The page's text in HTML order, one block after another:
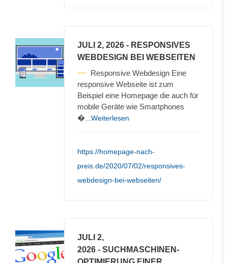
JULI 2, 2026 - RESPONSIVES
WEBDESIGN BEI WEBSEITEN
Responsive Webdesign Eine
responsive Webseite ist zum
Beispiel eine Homepage die auch für
mobile Geräte wie Smartphones
� ...Weiterlesen
https://homepage-nach-
preis.de/2020/07/02/responsives-
webdesign-bei-webseiten/
JULI 2,
2026 - SUCHMASCHINEN-